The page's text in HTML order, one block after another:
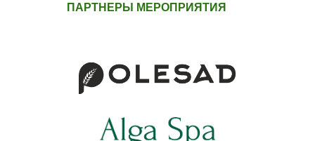
ПАРТНЕРЫ МЕРОПРИЯТИЯ